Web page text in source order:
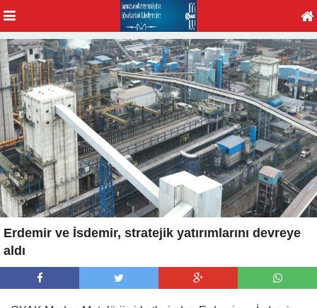
Erdemir ve İsdemir, stratejik yatırımlarını devreye
aldı